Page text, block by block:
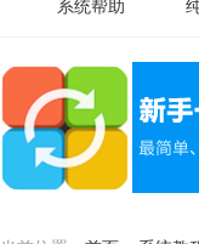
系统帮助